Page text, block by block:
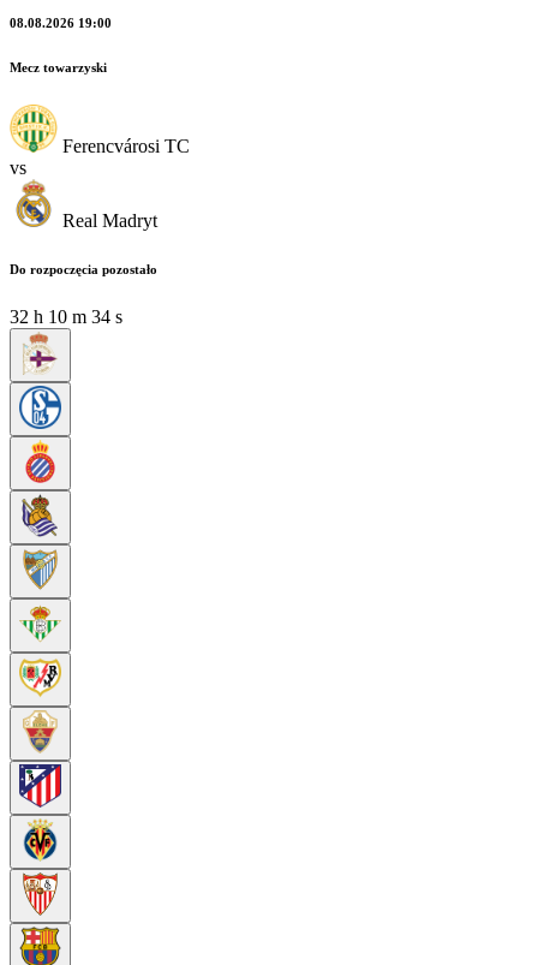
08.08.2026 19:00
Mecz towarzyski
Ferencvárosi TC
vs
Real Madryt
Do rozpoczęcia pozostało
32 h 10 m 33 s